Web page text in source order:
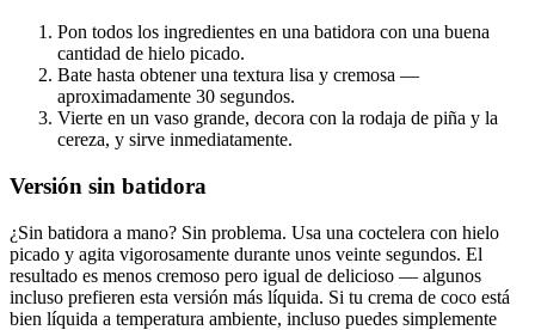
Pon todos los ingredientes en una batidora con una buena
cantidad de hielo picado.
Bate hasta obtener una textura lisa y cremosa —
aproximadamente 30 segundos.
Vierte en un vaso grande, decora con la rodaja de piña y la
cereza, y sirve inmediatamente.
Versión sin batidora
¿Sin batidora a mano? Sin problema. Usa una coctelera con hielo
picado y agita vigorosamente durante unos veinte segundos. El
resultado es menos cremoso pero igual de delicioso — algunos
incluso prefieren esta versión más líquida. Si tu crema de coco está
bien líquida a temperatura ambiente, incluso puedes simplemente